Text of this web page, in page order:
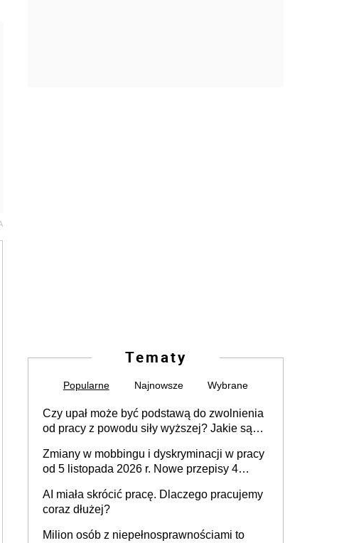
Tematy
Popularne Najnowsze Wybrane
Czy upał może być podstawą do zwolnienia
od pracy z powodu siły wyższej? Jakie są
Zmiany w mobbingu i dyskryminacji w pracy
od 5 listopada 2026 r. Nowe przepisy 4
Ustaw
AI miała skrócić pracę. Dlaczego pracujemy
coraz dłużej?
Milion osób z niepełnosprawnościami to